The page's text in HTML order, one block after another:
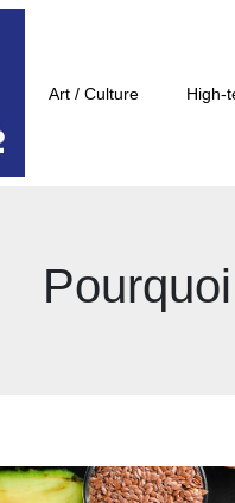
Art / Culture High-